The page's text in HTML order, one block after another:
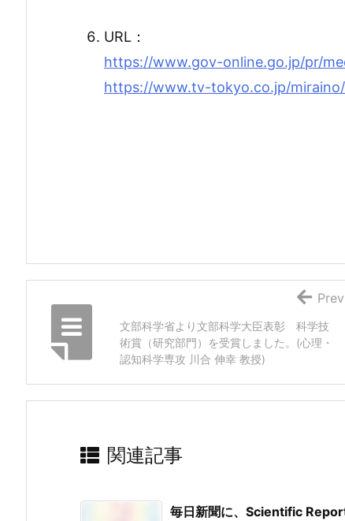
URL：
https://www.gov-online.go.jp/pr/
https://www.tv-tokyo.co.jp/
文部科学省より文部科学大臣表彰 科学技
術賞（研究部門）を受賞しました。(心理・
認知科学専攻 川合 伸幸 教授)
Prev
関連記事
毎日新聞に、Scientific